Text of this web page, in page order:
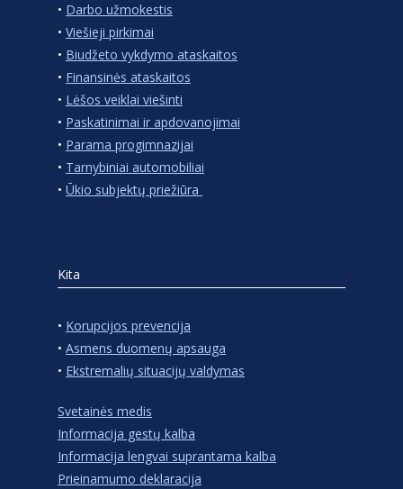
• Darbo užmokestis
• Viešieji pirkimai
• Biudžeto vykdymo ataskaitos
• Finansinės ataskaitos
• Lėšos veiklai viešinti
• Paskatinimai ir apdovanojimai
• Parama progimnazijai
• Tarnybiniai automobiliai
• Ūkio subjektų priežiūra
Kita
• Korupcijos prevencija
• Asmens duomenų apsauga
• Ekstremalių situacijų valdymas
Svetainės medis
Informacija gestų kalba
Informacija lengvai suprantama kalba
Prieinamumo deklaracija